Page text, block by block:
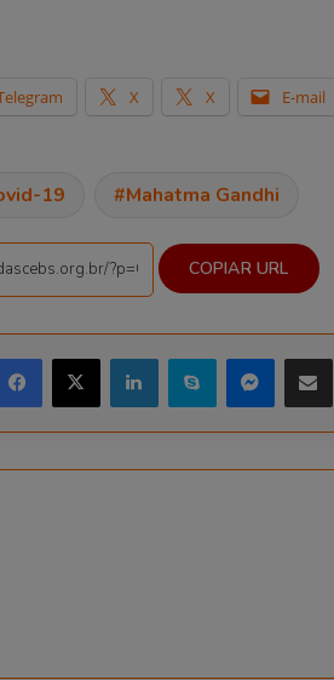
X X E-mail
19 Mahatma Gandhi
COPIAR URL
Facebook X Linkedin Skype Messenger Compartilhar via e-mail